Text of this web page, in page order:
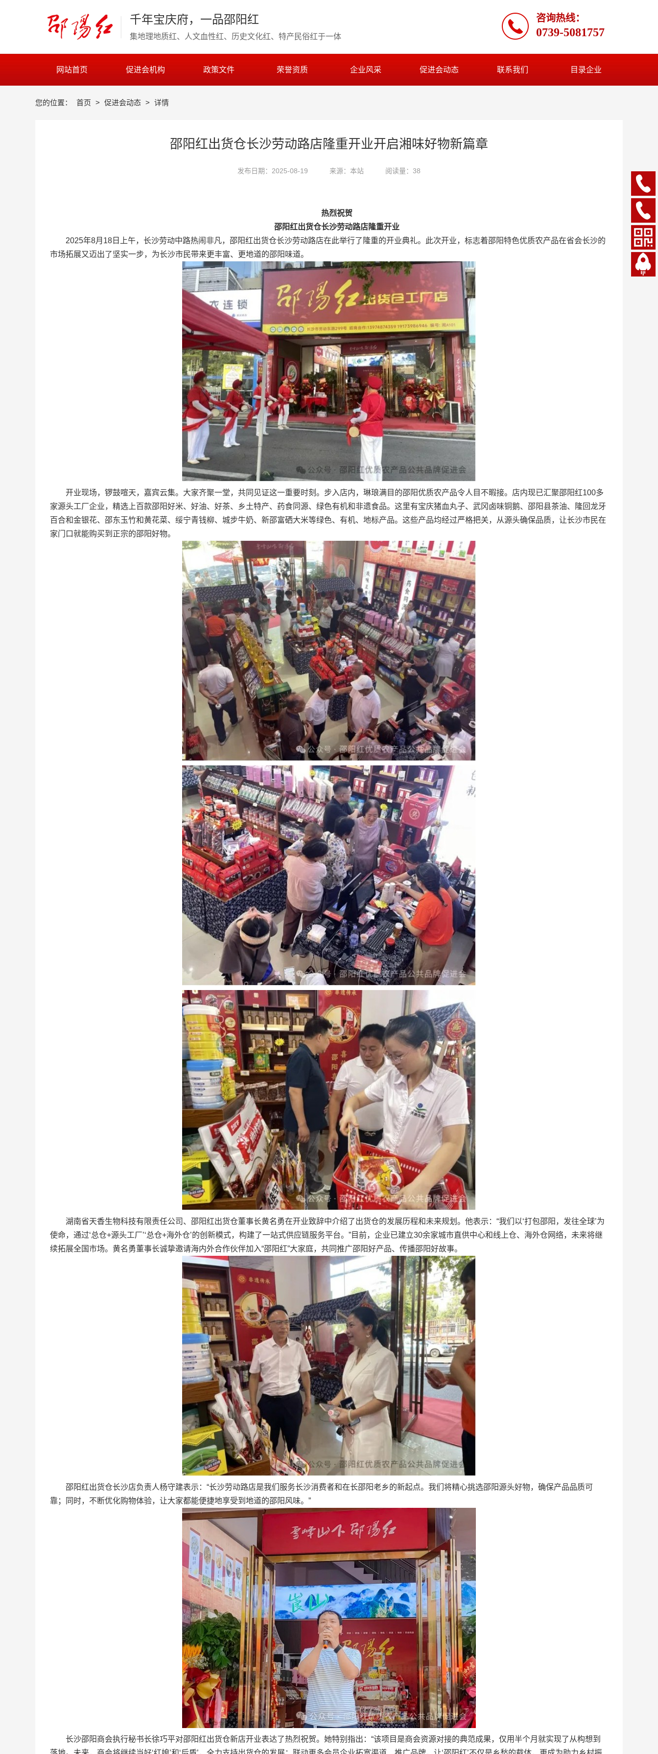
网站首页 促进会机构 政策文件 荣誉资质 企业风采 促进会动态 联系我们 目录企业
千年宝庆府，一品邵阳红 咨询热线：
0739-5081757
集地理地质红、人文血性红、历史文化红、特产民俗红于一体
您的位置： 首页 > 促进会动态 > 详情
邵阳红出货仓长沙劳动路店隆重开业开启湘味好物新篇章
发布日期：2025-08-19 来源：本站 阅读量：38
热烈祝贺
邵阳红出货仓长沙劳动路店隆重开业
2025年8月18日上午，长沙劳动中路热闹非凡，邵阳红出货仓长沙劳动路店在此举行了隆重的开业典礼。此次开业，标志着邵阳特色优质农产品在省会长沙的
市场拓展又迈出了坚实一步，为长沙市民带来更丰富、更地道的邵阳味道。
开业现场，锣鼓喧天，嘉宾云集。大家齐聚一堂，共同见证这一重要时刻。步入店内，琳琅满目的邵阳优质农产品令人目不暇接。店内现已汇聚邵阳红100多
家源头工厂企业，精选上百款邵阳好米、好油、好茶、乡土特产、药食同源、绿色有机和非遗食品。这里有宝庆猪血丸子、武冈卤味铜鹅、邵阳县茶油、隆回龙牙
百合和金银花、邵东玉竹和黄花菜、绥宁青钱柳、城步牛奶、新邵富硒大米等绿色、有机、地标产品。这些产品均经过严格把关，从源头确保品质，让长沙市民在
家门口就能购买到正宗的邵阳好物。
湖南省天香生物科技有限责任公司、邵阳红出货仓董事长黄名勇在开业致辞中介绍了出货仓的发展历程和未来规划。他表示：“我们以‘打包邵阳，发往全球’为
使命，通过‘总仓+源头工厂’‘总仓+海外仓’的创新模式，构建了一站式供应链服务平台。”目前，企业已建立30余家城市直供中心和线上仓、海外仓网络，未来将继
续拓展全国市场。黄名勇董事长诚挚邀请海内外合作伙伴加入“邵阳红”大家庭，共同推广邵阳好产品、传播邵阳好故事。
邵阳红出货仓长沙店负责人杨守建表示：“长沙劳动路店是我们服务长沙消费者和在长邵阳老乡的新起点。我们将精心挑选邵阳源头好物，确保产品品质可
靠；同时，不断优化购物体验，让大家都能便捷地享受到地道的邵阳风味。”
长沙邵阳商会执行秘书长徐巧平对邵阳红出货仓新店开业表达了热烈祝贺。她特别指出：“该项目是商会资源对接的典范成果，仅用半个月就实现了从构想到